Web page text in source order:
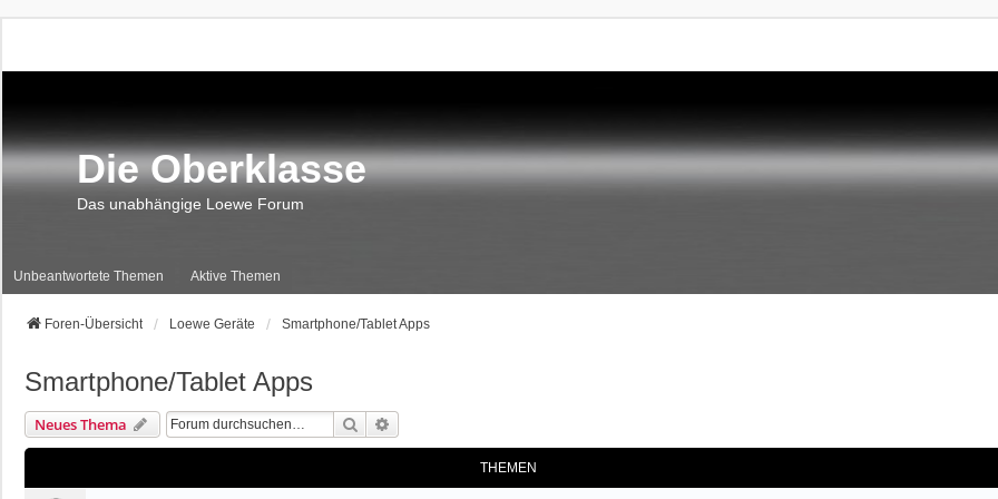
Die Oberklasse
Das unabhängige Loewe Forum
Unbeantwortete Themen Aktive Themen
Foren-Übersicht Loewe Geräte Smartphone/Tablet Apps
Smartphone/Tablet Apps
Neues Thema Suche
THEMEN